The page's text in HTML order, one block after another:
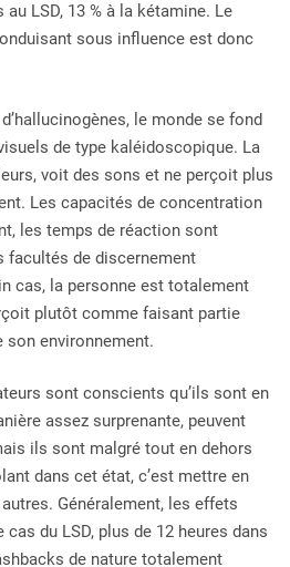
LSD, 13 % à la kétamine. Le
sous influence est donc
le monde se fond
de type kaléidoscopique. La
voit des sons et ne perçoit plus
Les capacités de concentration
les temps de réaction sont
facultés de discernement
cas, la personne est totalement
plutôt comme faisant partie
son environnement.
sont conscients qu’ils sont en
assez surprenante, peuvent
ils sont malgré tout en dehors
dans cet état, c’est mettre en
Généralement, les effets
du LSD, plus de 12 heures dans
de nature totalement